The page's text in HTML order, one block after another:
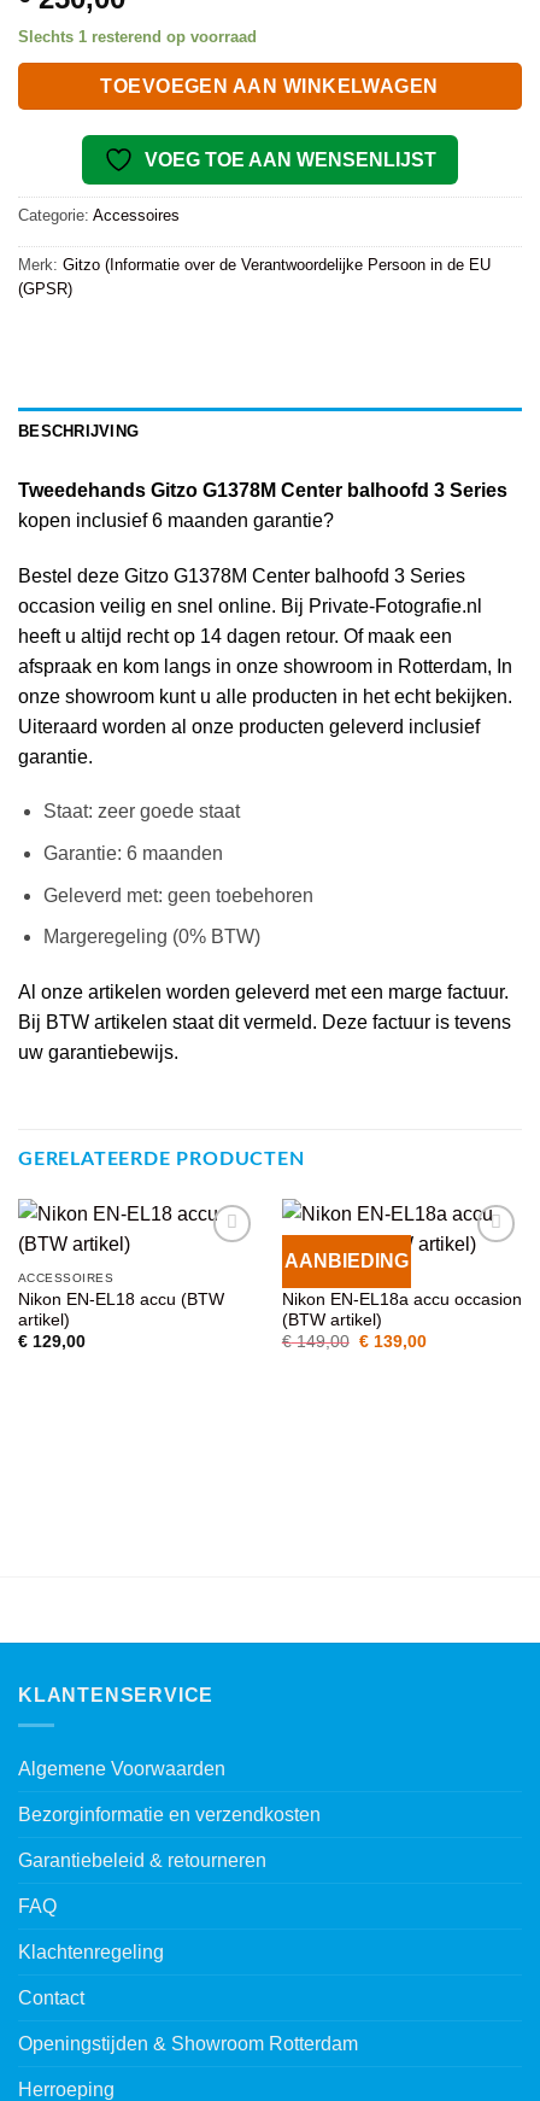
Slechts 1 resterend op voorraad
TOEVOEGEN AAN WINKELWAGEN
VOEG TOE AAN WENSENLIJST
Categorie: Accessoires
Merk: Gitzo (Informatie over de Verantwoordelijke Persoon in de EU
(GPSR)
BESCHRIJVING
Tweedehands Gitzo G1378M Center balhoofd 3 Series
kopen inclusief 6 maanden garantie?
Bestel deze Gitzo G1378M Center balhoofd 3 Series
occasion veilig en snel online. Bij Private-Fotografie.nl
heeft u altijd recht op 14 dagen retour. Of maak een
afspraak en kom langs in onze showroom in Rotterdam, In
onze showroom kunt u alle producten in het echt bekijken.
Uiteraard worden al onze producten geleverd inclusief
garantie.
Staat: zeer goede staat
Garantie: 6 maanden
Geleverd met: geen toebehoren
Margeregeling (0% BTW)
Al onze artikelen worden geleverd met een marge factuur.
Bij BTW artikelen staat dit vermeld. Deze factuur is tevens
uw garantiebewijs.
GERELATEERDE PRODUCTEN
WENSENLIJST
ACCESSOIRES
Nikon EN-EL18 accu (BTW
artikel)
€129,00
AANBIEDINGVOEG TOE
WENSENLIJST
Nikon EN-EL18a accu occasion
(BTW artikel)
€149,00 Oorspronkelijke
€139,00Huidige
KLANTENSERVICE
Algemene Voorwaarden
Bezorginformatie en verzendkosten
Garantiebeleid & retourneren
FAQ
Klachtenregeling
Contact
Openingstijden & Showroom Rotterdam
Herroeping